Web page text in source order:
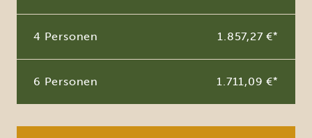
4 Personen 1.857,27 €*
6 Personen 1.711,09 €*